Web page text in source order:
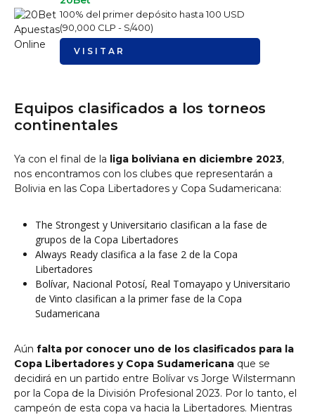
100% del primer depósito hasta 100 USD
(90,000 CLP - S/400)
VISITAR
Equipos clasificados a los torneos
continentales
Ya con el final de la liga boliviana en diciembre 2023,
nos encontramos con los clubes que representarán a
Bolivia en las Copa Libertadores y Copa Sudamericana:
The Strongest y Universitario clasifican a la fase de
grupos de la Copa Libertadores
Always Ready clasifica a la fase 2 de la Copa
Libertadores
Bolívar, Nacional Potosí, Real Tomayapo y Universitario
de Vinto clasifican a la primer fase de la Copa
Sudamericana
Aún falta por conocer uno de los clasificados para la
Copa Libertadores y Copa Sudamericana que se
decidirá en un partido entre Bolívar vs Jorge Wilstermann
por la Copa de la División Profesional 2023. Por lo tanto, el
campeón de esta copa va hacia la Libertadores. Mientras